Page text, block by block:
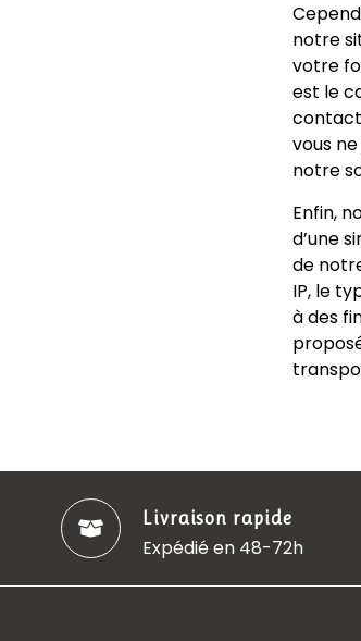
notre
votre
est le
contact
vous
notre
Enfin,
d’une
de
IP, le
à des
Livraison rapide
Expédié en 48-72h